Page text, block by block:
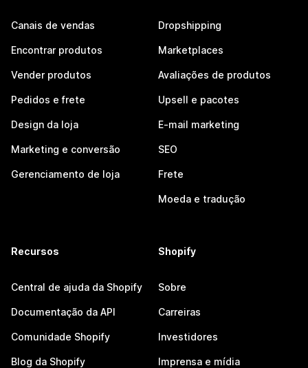
Canais de vendas
Encontrar produtos
Vender produtos
Pedidos e frete
Design da loja
Marketing e conversão
Gerenciamento de loja
Dropshipping
Marketplaces
Avaliações de produtos
Upsell e pacotes
E-mail marketing
SEO
Frete
Moeda e tradução
Recursos
Central de ajuda da Shopify
Documentação da API
Comunidade Shopify
Blog da Shopify
Shopify
Sobre
Carreiras
Investidores
Imprensa e mídia